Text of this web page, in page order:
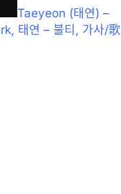
Taeyeon (태연) –
태연 – 불티, 가사/歌